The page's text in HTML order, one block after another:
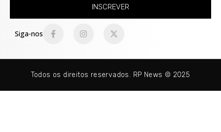
INSCREVER
Siga-nos
Todos os direitos reservados. RP News © 2025